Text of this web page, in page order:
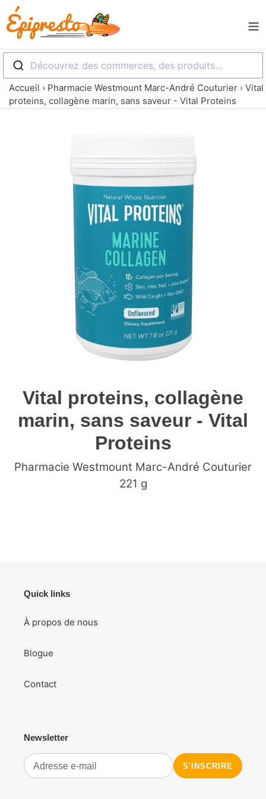
Passer
au
contenu
FR
CONTACT
BLOGUE
LISTER
Découvrez des commerces, des produits...
Accueil › Pharmacie Westmount Marc-André Couturier › Vital
proteins, collagène marin, sans saveur - Vital Proteins
Vital proteins, collagène
marin, sans saveur - Vital
Proteins
Pharmacie Westmount Marc-André Couturier
221 g
Quick links
À propos de nous
Blogue
Contact
Newsletter
S'INSCRIRE